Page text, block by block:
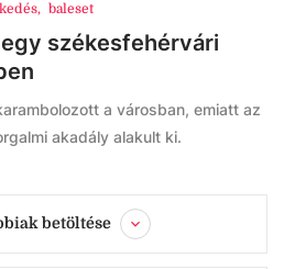
, baleset
székesfehérvári
a városban, emiatt az
akadály alakult ki.
betöltése